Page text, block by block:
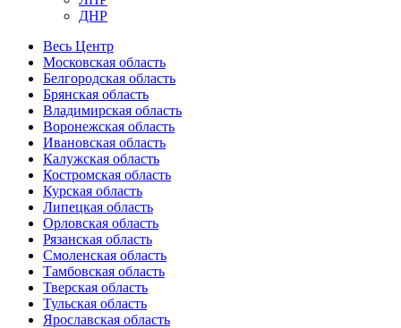
ДНР
Весь Центр
Московская область
Белгородская область
Брянская область
Владимирская область
Воронежская область
Ивановская область
Калужская область
Костромская область
Курская область
Липецкая область
Орловская область
Рязанская область
Смоленская область
Тамбовская область
Тверская область
Тульская область
Ярославская область